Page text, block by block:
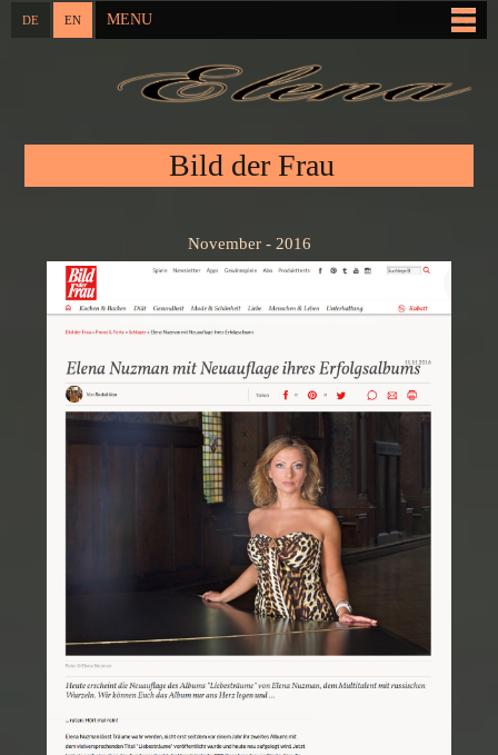
main
content
DE EN MENU
Bild der Frau
November - 2016